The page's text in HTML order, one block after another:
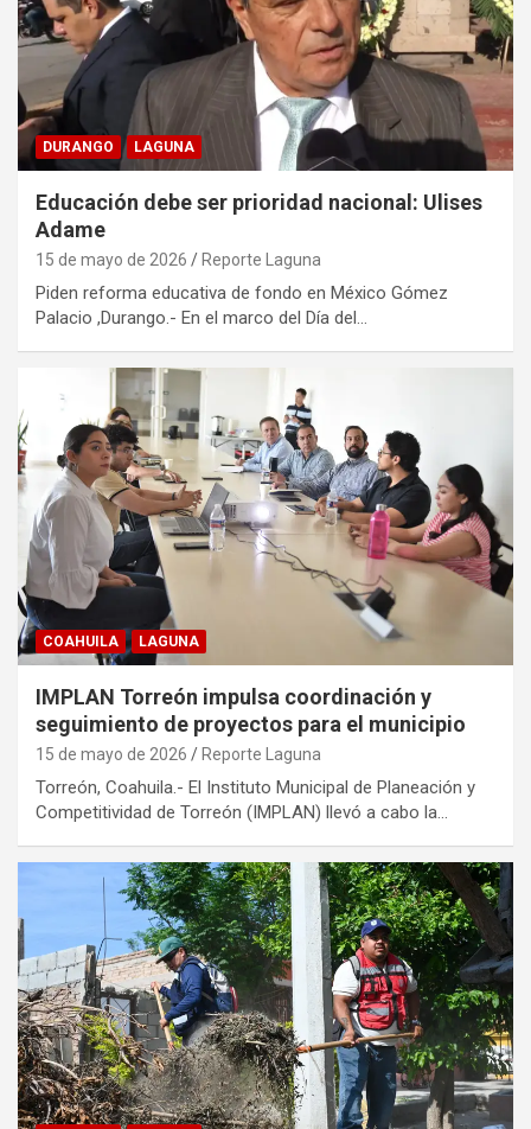
DURANGO LAGUNA
Educación debe ser prioridad nacional: Ulises
Adame
15 de mayo de 2026 Reporte Laguna
Piden reforma educativa de fondo en México Gómez
Palacio ,Durango.- En el marco del Día del…
COAHUILA LAGUNA
IMPLAN Torreón impulsa coordinación y
seguimiento de proyectos para el municipio
15 de mayo de 2026 Reporte Laguna
Torreón, Coahuila.- El Instituto Municipal de Planeación y
Competitividad de Torreón (IMPLAN) llevó a cabo la…